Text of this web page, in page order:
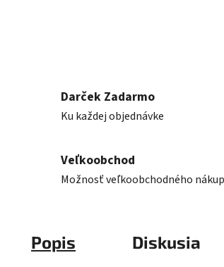
Darček Zadarmo
Ku každej objednávke
Veľkoobchod
Možnosť veľkoobchodného
Popis Diskusia